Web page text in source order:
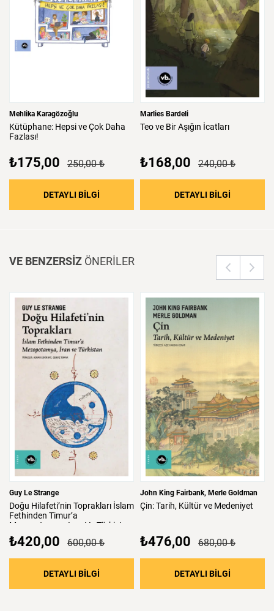
Mehlika Karagözoğlu
Kütüphane: HepsiveÇok Daha
Fazlası!
₺175,00 250,00 ₺
DETAYLI BİLGİ : Kütüphane: Hepsi ve Çok Daha Fazlası!
Marlies Bardeli
Teove BirAşığın İcatları
₺168,00 240,00 ₺
DETAYLI BİLGİ
VE BENZERSİZ ÖNERİLER
Guy Le Strange
Doğu Hilafeti’nin Toprakları İslam
Fethinden Timur’a
Mezopotamya,
Iran Ve Türkistan
₺420,00 600,00 ₺
DETAYLI BİLGİ : Doğu Hilafeti’nin Toprakları İslam
John King Fairbank Merle Goldman
Çin:Tarih, Kültürve Medeniyet
₺476,00 680,00 ₺
DETAYLI BİLGİ